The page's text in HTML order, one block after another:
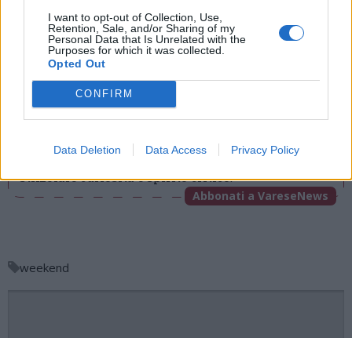
I want to opt-out of Collection, Use,
Retention, Sale, and/or Sharing of my
Personal Data that Is Unrelated with the
Purposes for which it was collected.
Opted Out
CONFIRM
Data Deletion Data Access Privacy Policy
eventi e che comprende anche quello di S. Cecilia Giovani.
7 Novembre 2022
Redazione VareseNews
redazione@varesenews.it
una buona informazione contribuisca a migliorare
la vita di tutti. Ogni giorno lavoriamo cercando di
stimolare curiosità e spirito critico.
Abbonati a VareseNews
weekend